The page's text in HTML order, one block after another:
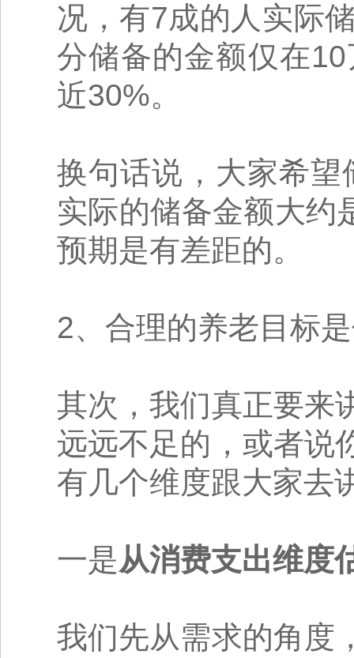
况，有7成的人实际
分储备的金额仅在
近30%。
换句话说，大家希
实际的储备金额大约
预期是有差距的。
2、合理的养老目标
其次，我们真正要来
远远不足的，或者说
有几个维度跟大家去
一是从消费支出维度
我们先从需求的角度